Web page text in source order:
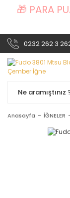
🎁 PARA
0232 262 3
Anasayfa İĞNELER